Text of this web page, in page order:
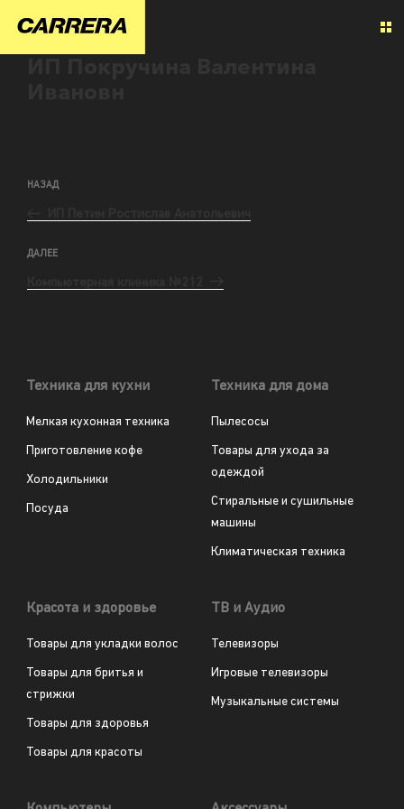
НАЗАД
ДАЛЕЕ
Техника для кухни
Мелкая кухонная техника
Приготовление кофе
Холодильники
Посуда
Техника для дома
Пылесосы
Товары для ухода за
одеждой
Стиральные и сушильные
машины
Климатическая техника
Красота и здоровье
Товары для укладки волос
Товары для бритья и
стрижки
Товары для здоровья
Товары для красоты
ТВ и Аудио
Телевизоры
Игровые телевизоры
Музыкальные системы